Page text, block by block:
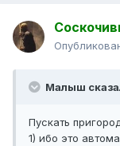
Малыш
Пускать
1) ибо это